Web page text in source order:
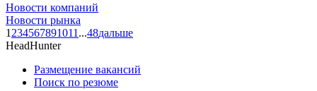
Новости компаний
Новости рынка
1 234567891011 ...48дальше
HeadHunter
Размещение вакансий
Поиск по резюме